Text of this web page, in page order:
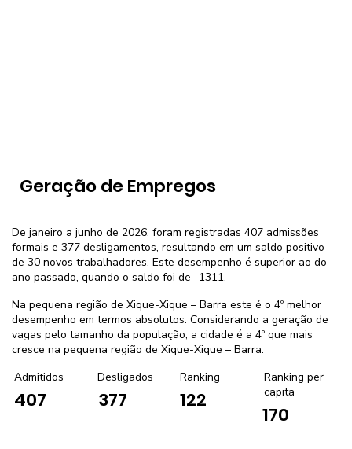
Geração de Empregos
De janeiro a junho de 2026, foram registradas 407 admissões
formais e 377 desligamentos, resultando em um saldo positivo
de 30 novos trabalhadores. Este desempenho é superior ao do
ano passado, quando o saldo foi de -1311.
Na pequena região de Xique-Xique – Barra este é o 4º melhor
desempenho em termos absolutos. Considerando a geração de
vagas pelo tamanho da população, a cidade é a 4º que mais
cresce na pequena região de Xique-Xique – Barra.
Admitidos
407
Desligados
377
Ranking
122
Ranking per
capita
170